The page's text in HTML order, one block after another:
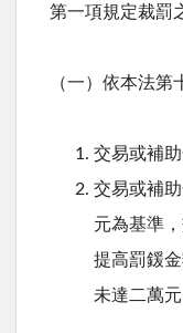
第一項規定裁罰
（一）依本法第
交易或補
交易或補
元為基準
提高罰鍰
未達二萬